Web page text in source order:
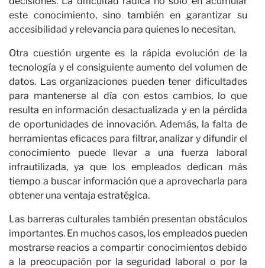
este conocimiento, sino también en garantizar su
accesibilidad y relevancia para quienes lo necesitan.
Otra cuestión urgente es la rápida evolución de la
tecnología y el consiguiente aumento del volumen de
datos. Las organizaciones pueden tener dificultades
para mantenerse al día con estos cambios, lo que
resulta en información desactualizada y en la pérdida
de oportunidades de innovación. Además, la falta de
herramientas eficaces para filtrar, analizar y difundir el
conocimiento puede llevar a una fuerza laboral
infrautilizada, ya que los empleados dedican más
tiempo a buscar información que a aprovecharla para
obtener una ventaja estratégica.
Las barreras culturales también presentan obstáculos
importantes. En muchos casos, los empleados pueden
mostrarse reacios a compartir conocimientos debido
a la preocupación por la seguridad laboral o por la